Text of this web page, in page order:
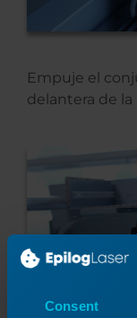
Consent
Empuje el
delantera de la